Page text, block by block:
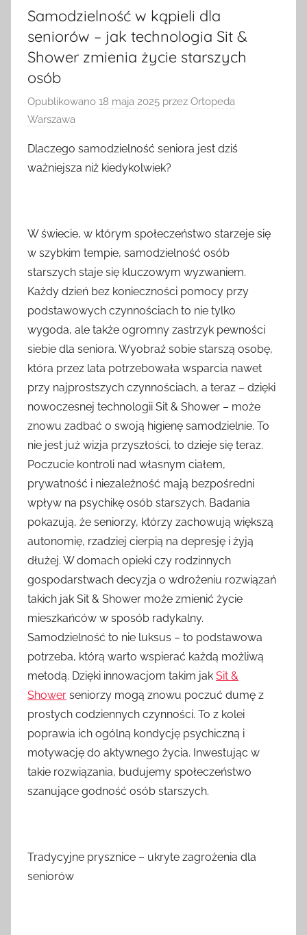
Samodzielność w kąpieli dla
seniorów – jak technologia Sit &
Shower zmienia życie starszych
osób
Opublikowano 18 maja 2025 przez Ortopeda
Warszawa
Dlaczego samodzielność seniora jest dziś
ważniejsza niż kiedykolwiek?
W świecie, w którym społeczeństwo starzeje się
w szybkim tempie, samodzielność osób
starszych staje się kluczowym wyzwaniem.
Każdy dzień bez konieczności pomocy przy
podstawowych czynnościach to nie tylko
wygoda, ale także ogromny zastrzyk pewności
siebie dla seniora. Wyobraź sobie starszą osobę,
która przez lata potrzebowała wsparcia nawet
przy najprostszych czynnościach, a teraz – dzięki
nowoczesnej technologii Sit & Shower – może
znowu zadbać o swoją higienę samodzielnie. To
nie jest już wizja przyszłości, to dzieje się teraz.
Poczucie kontroli nad własnym ciałem,
prywatność i niezależność mają bezpośredni
wpływ na psychikę osób starszych. Badania
pokazują, że seniorzy, którzy zachowują większą
autonomię, rzadziej cierpią na depresję i żyją
dłużej. W domach opieki czy rodzinnych
gospodarstwach decyzja o wdrożeniu rozwiązań
takich jak Sit & Shower może zmienić życie
mieszkańców w sposób radykalny.
Samodzielność to nie luksus – to podstawowa
potrzeba, którą warto wspierać każdą możliwą
metodą. Dzięki innowacjom takim jak Sit &
Shower seniorzy mogą znowu poczuć dumę z
prostych codziennych czynności. To z kolei
poprawia ich ogólną kondycję psychiczną i
motywację do aktywnego życia. Inwestując w
takie rozwiązania, budujemy społeczeństwo
szanujące godność osób starszych.
Tradycyjne prysznice – ukryte zagrożenia dla
seniorów